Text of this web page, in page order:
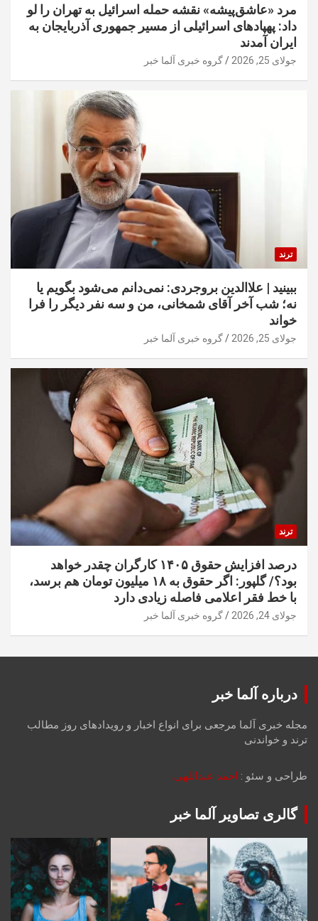
مرد «عاشق‌پیشه» نقشه حمله اسرائیل به تهران را لو
داد: پهپادهای اسرائیلی از مسیر جمهوری آذربایجان به
ایران آمدند
جولای 25, 2026 گروه خبری آلما خبر
ترند
ببینید | علاالدین بروجردی: نمی‌دانم می‌شود بگویم یا
نه؛ شب آخر آقای شمخانی، من و سه نفر دیگر را فرا
خواند
جولای 25, 2026 گروه خبری آلما خبر
ترند
درصد افزایش حقوق ۱۴۰۵ کارگران چقدر خواهد
بود؟/ گلپور: اگر حقوق به ۱۸ میلیون تومان هم برسد،
با خط فقر اعلامی فاصله زیادی دارد
جولای 24, 2026 گروه خبری آلما خبر
درباره آلما خبر
مجله خبری آلما مرجعی برای انواع اخبار و رویدادهای روز مطالب
ترند و خواندنی
طراحی و سئو : احمد عبداللهی
گالری تصاویر آلما خبر